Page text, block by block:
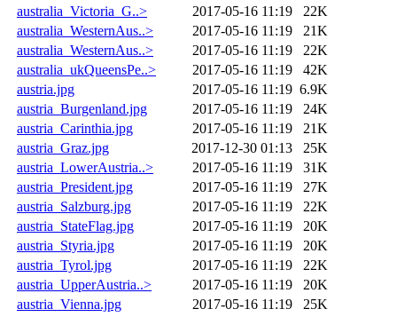
australia_Victoria_G..>
2017-05-16 11:19
22K
australia_WesternAus..>
2017-05-16 11:19
21K
australia_WesternAus..>
2017-05-16 11:19
22K
australia_ukQueensPe..>
2017-05-16 11:19
42K
austria.jpg
2017-05-16 11:19 6.9K
austria_Burgenland.jpg
2017-05-16 11:19
24K
austria_Carinthia.jpg
2017-05-16 11:19
21K
austria_Graz.jpg
2017-12-30 01:13
25K
austria_LowerAustria..>
2017-05-16 11:19
31K
austria_President.jpg
2017-05-16 11:19
27K
austria_Salzburg.jpg
2017-05-16 11:19
22K
austria_StateFlag.jpg
2017-05-16 11:19
20K
austria_Styria.jpg
2017-05-16 11:19
20K
austria_Tyrol.jpg
2017-05-16 11:19
22K
austria_UpperAustria..>
2017-05-16 11:19
20K
austria_Vienna.jpg
2017-05-16 11:19
25K